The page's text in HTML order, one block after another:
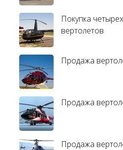
Покупка
вертолетов
Продажа
Продажа
Продажа